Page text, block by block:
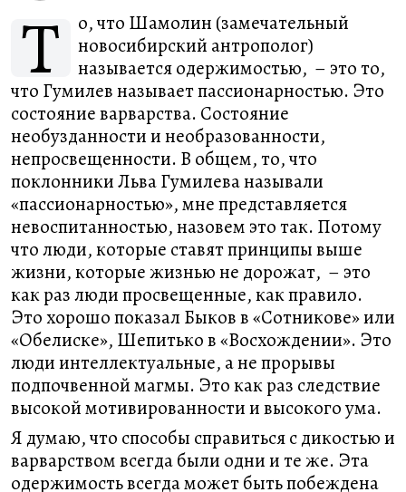
Т
о, что Шамолин (замечательный
новосибирский антрополог)
называется одержимостью, – это то,
что Гумилев называет пассионарностью. Это
состояние варварства. Состояние
необузданности и необразованности,
непросвещенности. В общем, то, что
поклонники Льва Гумилева называли
«пассионарностью», мне представляется
невоспитанностью, назовем это так. Потому
что люди, которые ставят принципы выше
жизни, которые жизнью не дорожат, – это
как раз люди просвещенные, как правило.
Это хорошо показал Быков в «Сотникове» или
«Обелиске», Шепитько в «Восхождении». Это
люди интеллектуальные, а не прорывы
подпочвенной магмы. Это как раз следствие
высокой мотивированности и высокого ума.
Я думаю, что способы справиться с дикостью и
варварством всегда были одни и те же. Эта
одержимость всегда может быть побеждена